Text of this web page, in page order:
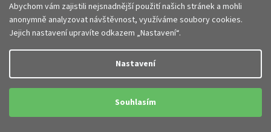
Abychom vám zajistili nejsnadnější použití našich stránek a mohli
anonymně analyzovat návštěvnost, využíváme soubory cookies.
Jejich nastavení upravíte odkazem „Nastavení“.
Nastavení
Souhlasím
Copyright 2026JHMobil.cz. Všechna práva vyhrazena.Upravit
nastavení cookies